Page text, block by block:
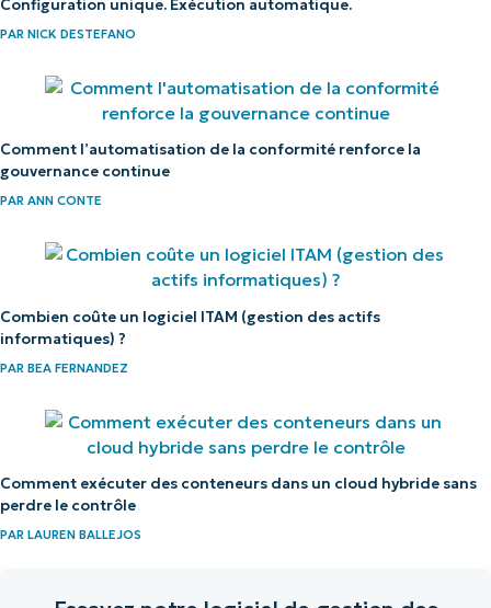
Configuration unique. Exécution automatique.
PAR NICK DESTEFANO
Comment l’automatisation de la conformité renforce la
gouvernance continue
PAR ANN CONTE
Combien coûte un logiciel ITAM (gestion des actifs
informatiques) ?
PAR BEA FERNANDEZ
Comment exécuter des conteneurs dans un cloud hybride sans
perdre le contrôle
PAR LAUREN BALLEJOS